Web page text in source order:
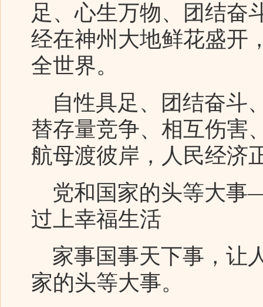
足、心生万物、团结奋
经在神州大地鲜花盛开
全世界。
自性具足、团结奋斗
替存量竞争、相互伤害
航母渡彼岸，人民经济
党和国家的头等大事
过上幸福生活
家事国事天下事，让
家的头等大事。